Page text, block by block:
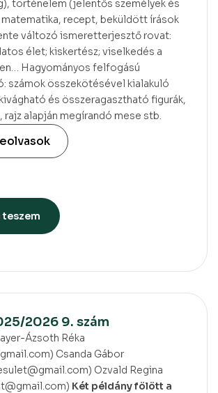
történelem (jelentős személyek és
matematika, recept, beküldött írások
változó ismeretterjesztő rovat:
élet; kiskertész; viselkedés a
Hagyományos felfogású
számok összekötésével kialakuló
és összeragasztható figurák,
rajz alapján megírandó mese stb.
teszem
2026 9. szám
Ázsoth Réka
Csanda Gábor
Ozvald Regina
Két példány fölött a